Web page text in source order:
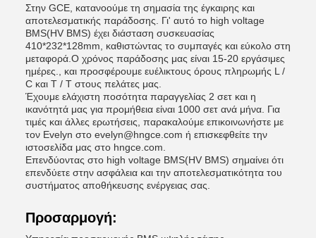
Στην GCE, κατανοούμε τη σημασία της έγκαιρης και
αποτελεσματικής παράδοσης. Γι' αυτό το high voltage
BMS(HV BMS) έχει διάσταση συσκευασίας
410*232*128mm, καθιστώντας το συμπαγές και εύκολο στη
μεταφορά.Ο χρόνος παράδοσης μας είναι 15-20 εργάσιμες
ημέρες., και προσφέρουμε ευέλικτους όρους πληρωμής L /
C και T / T στους πελάτες μας.
Έχουμε ελάχιστη ποσότητα παραγγελίας 2 σετ και η
ικανότητά μας για προμήθεια είναι 1000 σετ ανά μήνα. Για
τιμές και άλλες ερωτήσεις, παρακαλούμε επικοινωνήστε με
τον Evelyn στο evelyn@hngce.com ή επισκεφθείτε την
ιστοσελίδα μας στο hngce.com.
Επενδύοντας στο high voltage BMS(HV BMS) σημαίνει ότι
επενδύετε στην ασφάλεια και την αποτελεσματικότητα του
συστήματος αποθήκευσης ενέργειας σας.
Προσαρμογή: